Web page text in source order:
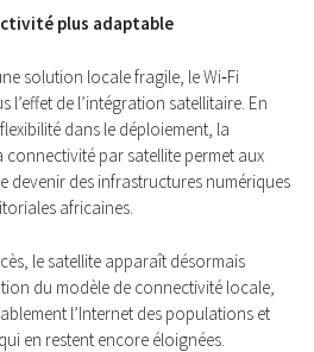
plus adaptable
solution locale fragile, le Wi‑Fi
de l’intégration satellitaire. En
dans le déploiement, la
par satellite permet aux
devenir des infrastructures numériques
africaines.
le satellite apparaît désormais
du modèle de connectivité locale,
l’Internet des populations et
en restent encore éloignées.